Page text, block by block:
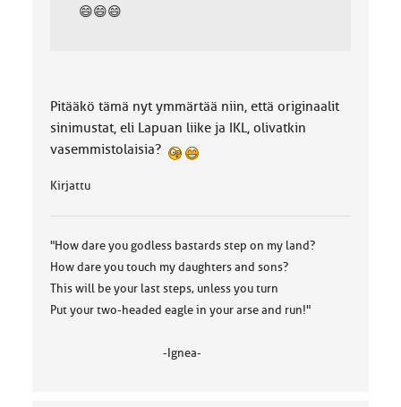
😄😄😄
Pitääkö tämä nyt ymmärtää niin, että originaalit
sinimustat, eli Lapuan liike ja IKL, olivatkin
vasemmistolaisia?
Kirjattu
"How dare you godless bastards step on my land?
How dare you touch my daughters and sons?
This will be your last steps, unless you turn
Put your two-headed eagle in your arse and run!"
-Ignea-